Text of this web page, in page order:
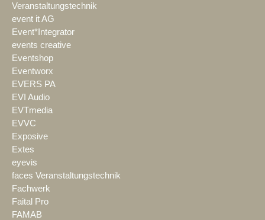
Veranstaltungstechnik
event it AG
Event*Integrator
events creative
Eventshop
Eventworx
EVERS PA
EVI Audio
EVTmedia
EVVC
Exposive
Extes
eyevis
faces Veranstaltungstechnik
Fachwerk
Faital Pro
FAMAB